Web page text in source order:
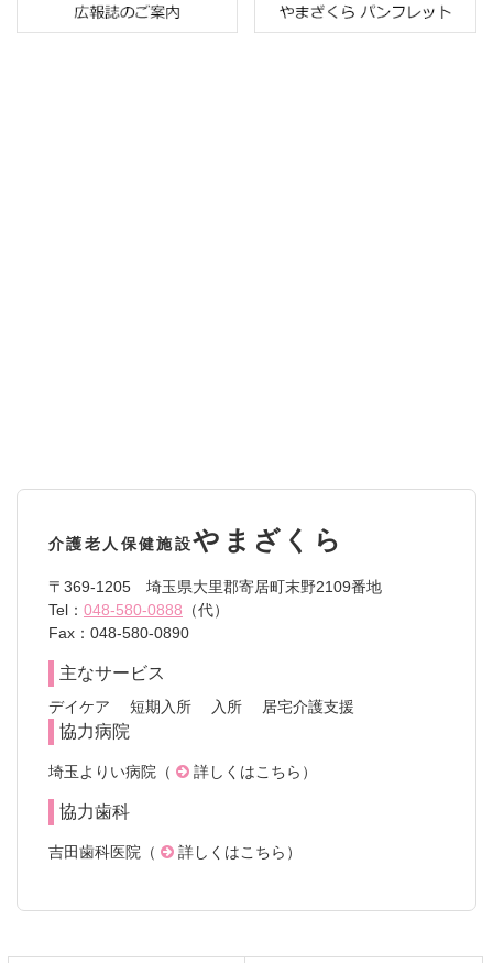
介護老人保健施設やまざくら
〒369-1205 埼玉県大里郡寄居町末野2109番地
Tel： 048-580-0888 （代）
Fax：048-580-0890
主なサービス
デイケア 短期入所 入所 居宅介護支援
協力病院
埼玉よりい病院（ 詳しくはこちら ）
協力歯科
吉田歯科医院（ 詳しくはこちら ）